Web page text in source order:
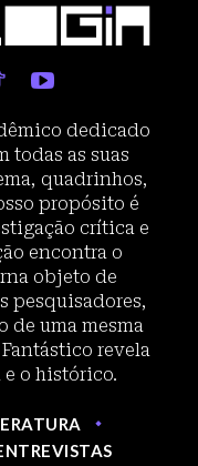
dedicado
todas as suas
quadrinhos,
propósito é
crítica e
encontra o
objeto de
pesquisadores,
de uma mesma
revela
e o histórico.